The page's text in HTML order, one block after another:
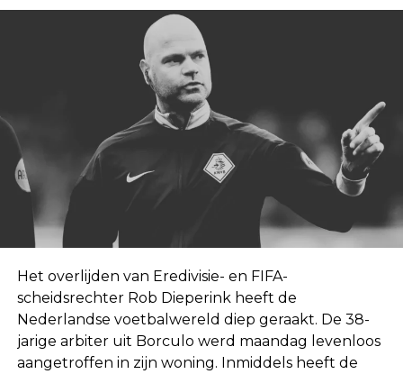
Het overlijden van Eredivisie- en FIFA-
scheidsrechter Rob Dieperink heeft de
Nederlandse voetbalwereld diep geraakt. De 38-
jarige arbiter uit Borculo werd maandag levenloos
aangetroffen in zijn woning. Inmiddels heeft de